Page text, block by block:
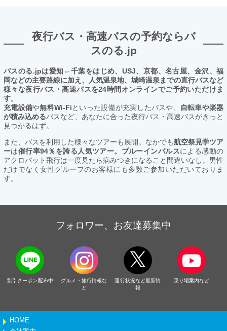
夜行バス・高速バスの予約ならバ
スのる.jp
バスのる.jpは愛知⇔千葉をはじめ、USJ、京都、名古屋、金沢、福
岡などの主要路線に加え、人気温泉地、城崎温泉までの直行バスなど
様々な夜行バス・高速バスを24時間オンラインでご予約いただけま
す。
充電設備や無料Wi-Fiといった設備が充実したバスや、
自転車や楽器
が積み込めるバスなど、あなたに合った夜行バス・高速バスがきっと
見つかるはず。
また、バスを利用した様々なツアーも展開。なかでも航空祭見学ツア
ーは催行率94％を誇る人気ツアー。ブルーインパルスによる感動の
アクロバット飛行は一度見たら病みつきになること間違いなし。男性
だけでなく女性グループのお客様にも多数ご参加いただいておりま
す。
フォロワー、お友達募集中
割引クーポン配布中
グルメ・旅行情報な
ど
運行状況など最新情
報
乗り場案内など
HOME